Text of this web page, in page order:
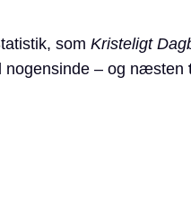
som Kristeligt
nogensinde – og næsten